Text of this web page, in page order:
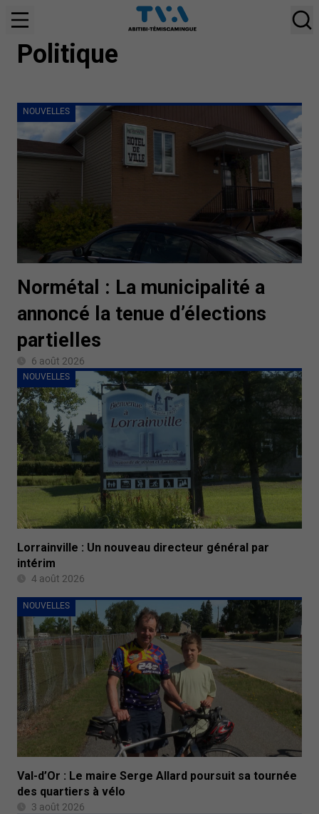
Politique
NOUVELLES
Normétal : La municipalité a
annoncé la tenue d’élections
partielles
6 août 2026
NOUVELLES
Lorrainville : Un nouveau directeur général par
intérim
4 août 2026
NOUVELLES
Val-d’Or : Le maire Serge Allard poursuit sa tournée
des quartiers à vélo
3 août 2026